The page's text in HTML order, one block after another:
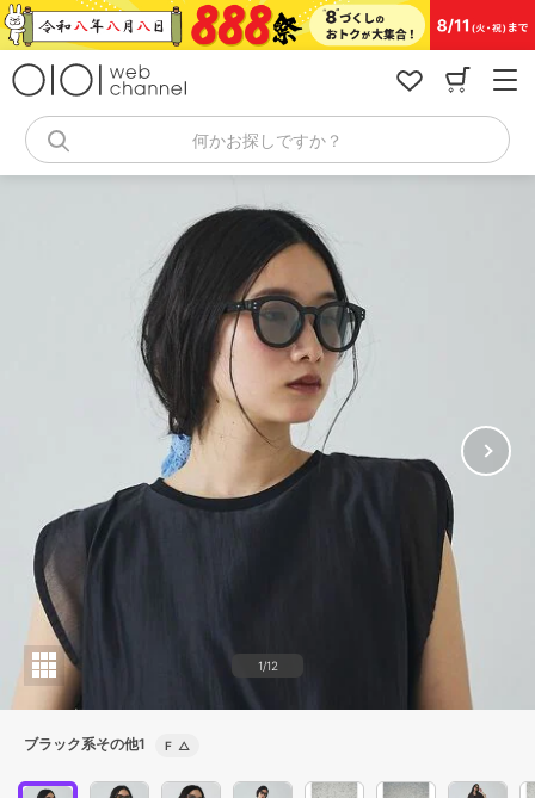
コ
ン
キ
何かお探しですか？
1/12
ブラック系その他1 F △